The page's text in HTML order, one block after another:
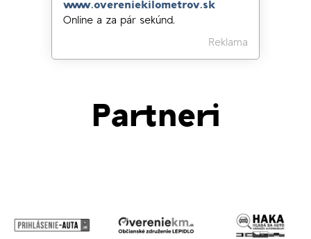
www.overeniekilometrov.sk
Online a za pár sekúnd.
Reklama
Partneri